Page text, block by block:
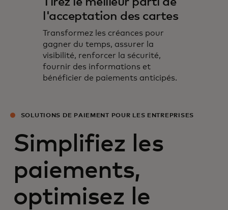
l'acceptation des cartes
Transformez les créances pour
gagner du temps, assurer la
visibilité, renforcer la sécurité,
fournir des informations et
bénéficier de paiements anticipés.
SOLUTIONS DE PAIEMENT POUR LES ENTREPRISES
Simplifiez les
paiements,
optimisez le